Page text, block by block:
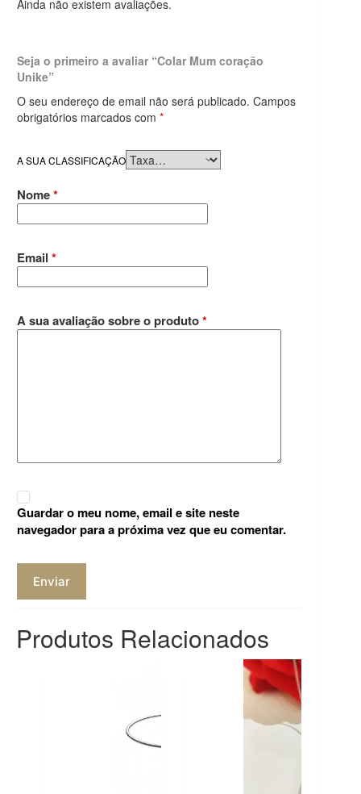
Ainda não existem avaliações.
Seja o primeiro a avaliar “Colar Mum coração
Unike”
O seu endereço de email não será publicado. Campos
obrigatórios marcados com *
A SUA CLASSIFICAÇÃO
Nome*
Email *
A sua avaliação sobre o produto*
Guardar o meu nome, email e site neste
navegador para a próxima vez que eu comentar.
Enviar
Produtos Relacionados